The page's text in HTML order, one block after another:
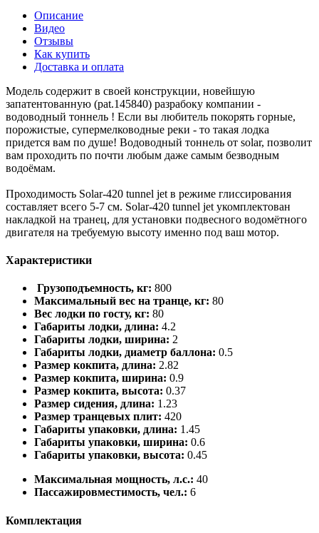
Описание
Видео
Отзывы
Как купить
Доставка и оплата
Модель содержит в своей конструкции, новейшую
запатентованную (pat.145840) разрабоку компании -
водоводный тоннель ! Если вы любитель покорять горные,
порожистые, супермелководные реки - то такая лодка
придется вам по душе! Водоводный тоннель от solar, позволит
вам проходить по почти любым даже самым безводным
водоёмам.
Проходимость Solar-420 tunnel jet в режиме глиссирования
составляет всего 5-7 см. Solar-420 tunnel jet укомплектован
накладкой на транец, для установки подвесного водомётного
двигателя на требуемую высоту именно под ваш мотор.
Характеристики
Грузоподъемность, кг: 800
Максимальный вес на транце, кг: 80
Вес лодки по госту, кг: 80
Габариты лодки, длина: 4.2
Габариты лодки, ширина: 2
Габариты лодки, диаметр баллона: 0.5
Размер кокпита, длина: 2.82
Размер кокпита, ширина: 0.9
Размер кокпита, высота: 0.37
Размер сидения, длина: 1.23
Размер транцевых плит: 420
Габариты упаковки, длина: 1.45
Габариты упаковки, ширина: 0.6
Габариты упаковки, высота: 0.45
Максимальная мощность, л.с.: 40
Пассажировместимость, чел.: 6
Комплектация